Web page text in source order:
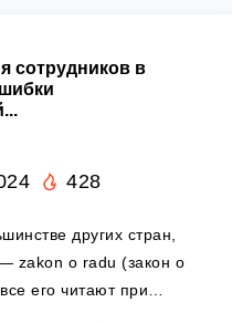
сотрудников в
428
других стран,
— zakon o radu (закон о
его читают при…